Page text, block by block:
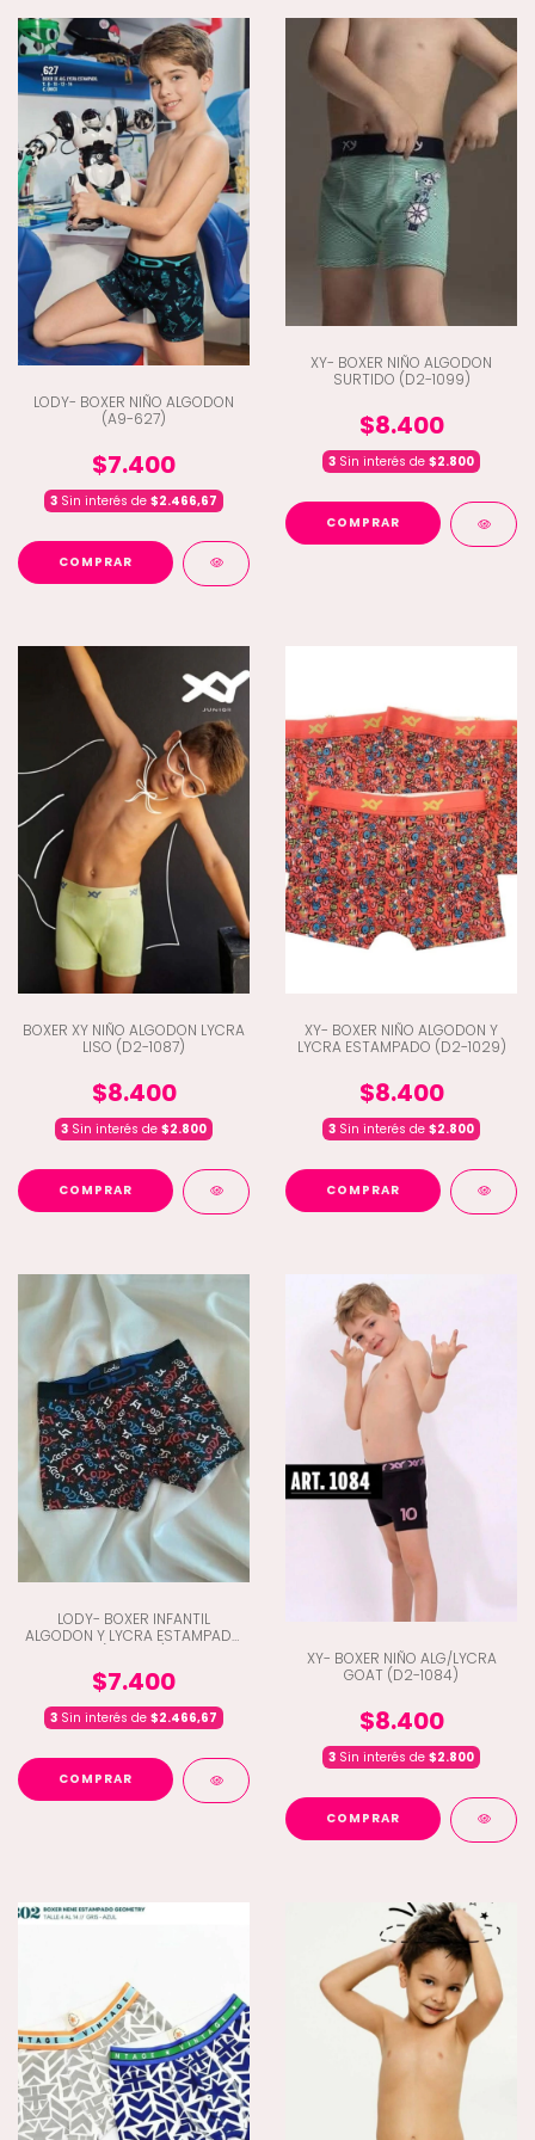
LODY- BOXER NIÑO ALGODON
(A9-627)
$7.400
3 Sin interés de $2.466,67
COMPRAR
XY- BOXER NIÑO ALGODON
SURTIDO (D2-1099)
$8.400
3 Sin interés de $2.800
COMPRAR
BOXER XY NIÑO ALGODON LYCRA
LISO (D2-1087)
$8.400
3 Sin interés de $2.800
COMPRAR
XY- BOXER NIÑO ALGODON Y
LYCRA ESTAMPADO (D2-1029)
$8.400
3 Sin interés de $2.800
COMPRAR
LODY- BOXER INFANTIL
ALGODON Y LYCRA ESTAMPADO
$7.400
3 Sin interés de $2.466,67
COMPRAR
XY- BOXER NIÑO ALG/LYCRA
GOAT (D2-1084)
$8.400
3 Sin interés de $2.800
COMPRAR